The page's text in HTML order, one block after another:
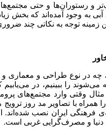
و رستوران‌ها و حتی
به وجود آمده‌اند که بخش
زمینه توجه به نکاتی چند
چه در نوع طراحی و
می‌شوند را ببینیم، در
وقتی وارد مجتمع‌های
را همراه با تصاویر مد روز
فرهنگی ایران نصب
دنیا و مصرف‌گرایی غربی است.